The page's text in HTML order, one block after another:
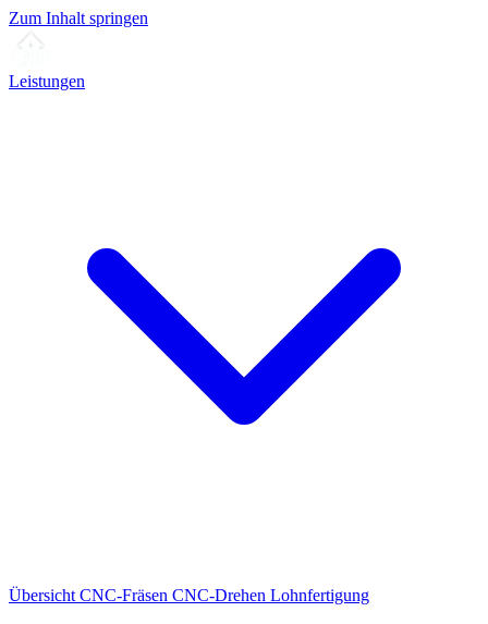
Zum Inhalt springen
Leistungen
Übersicht CNC-Fräsen CNC-Drehen Lohnfertigung